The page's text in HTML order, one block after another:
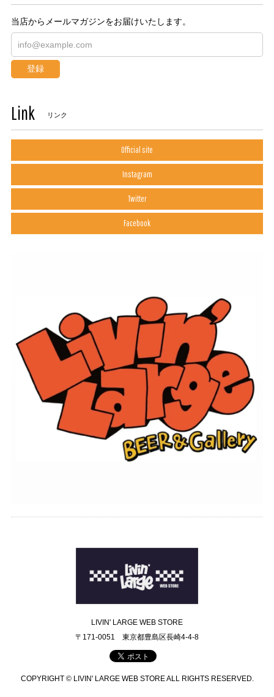
当店からメールマガジンをお届けいたします。
登録
Link リンク
Official site
Instagram
Twitter
Facebook
LIVIN' LARGE WEB STORE
〒171-0051 東京都豊島区長崎4-4-8
COPYRIGHT © LIVIN' LARGE WEB STORE ALL RIGHTS RESERVED.